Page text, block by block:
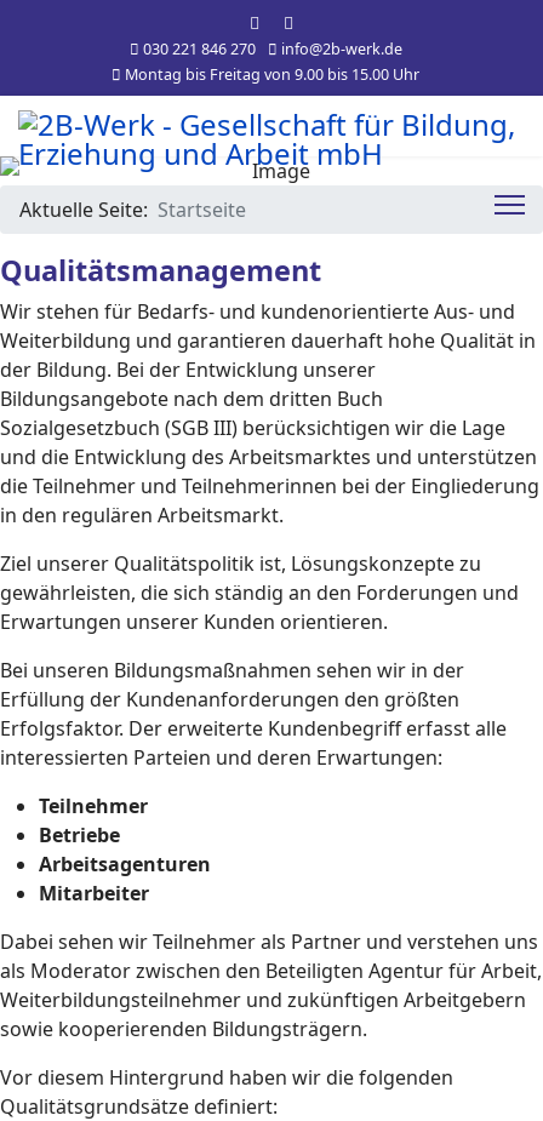
030 221 846 270
info@2b-werk.de
Montag bis Freitag von 9.00 bis 15.00 Uhr
Aktuelle Seite: Startseite
Qualitätsmanagement
Wir stehen für Bedarfs- und kundenorientierte Aus- und
Weiterbildung und garantieren dauerhaft hohe Qualität in
der Bildung. Bei der Entwicklung unserer
Bildungsangebote nach dem dritten Buch
Sozialgesetzbuch (SGB III) berücksichtigen wir die Lage
und die Entwicklung des Arbeitsmarktes und unterstützen
die Teilnehmer und Teilnehmerinnen bei der Eingliederung
in den regulären Arbeitsmarkt.
Ziel unserer Qualitätspolitik ist, Lösungskonzepte zu
gewährleisten, die sich ständig an den Forderungen und
Erwartungen unserer Kunden orientieren.
Bei unseren Bildungsmaßnahmen sehen wir in der
Erfüllung der Kundenanforderungen den größten
Erfolgsfaktor. Der erweiterte Kundenbegriff erfasst alle
interessierten Parteien und deren Erwartungen:
Teilnehmer
Betriebe
Arbeitsagenturen
Mitarbeiter
Dabei sehen wir Teilnehmer als Partner und verstehen uns
als Moderator zwischen den Beteiligten Agentur für Arbeit,
Weiterbildungsteilnehmer und zukünftigen Arbeitgebern
sowie kooperierenden Bildungsträgern.
Vor diesem Hintergrund haben wir die folgenden
Qualitätsgrundsätze definiert: